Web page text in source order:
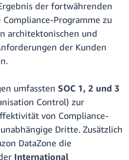
der fortwährenden
Programme zu
architektonischen und
der Kunden
umfassten SOC 1, 2 und 3
Control) zur
von Compliance-
Dritte. Zusätzlich
DataZone die
International